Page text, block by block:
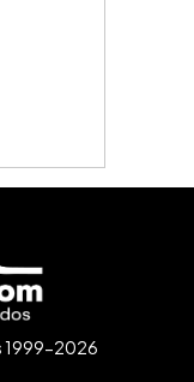
1999-2026